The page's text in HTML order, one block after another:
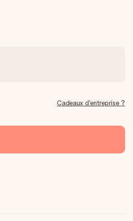
Cadeaux d'entreprise ?